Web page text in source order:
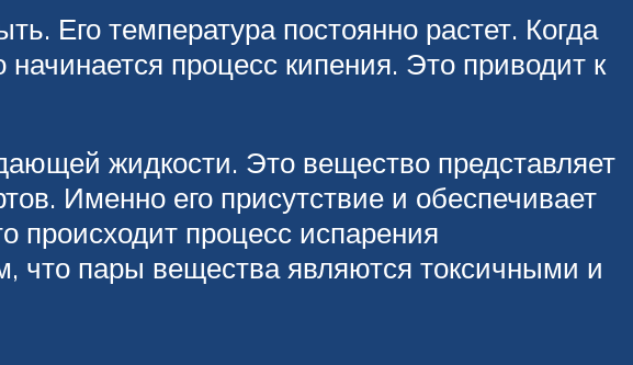
Его температура постоянно растет. Когда
начинается процесс кипения. Это приводит к
жидкости. Это вещество представляет
Именно его присутствие и обеспечивает
происходит процесс испарения
что пары вещества являются токсичными и